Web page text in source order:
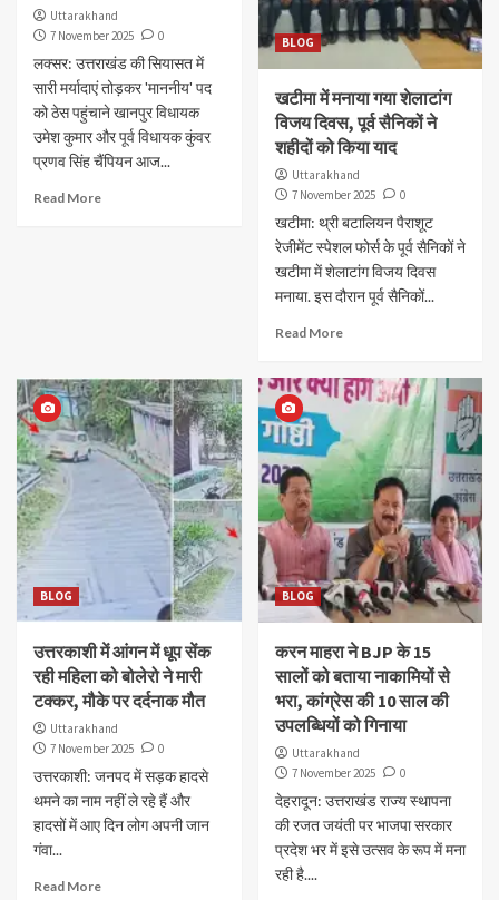
Uttarakhand
7 November 2025
0
लक्सर: उत्तराखंड की सियासत में
सारी मर्यादाएं तोड़कर 'माननीय' पद
को ठेस पहुंचाने खानपुर विधायक
उमेश कुमार और पूर्व विधायक कुंवर
प्रणव सिंह चैंपियन आज...
Read More
BLOG
खटीमा में मनाया गया शेलाटांग
विजय दिवस, पूर्व सैनिकों ने
शहीदों को किया याद
Uttarakhand
7 November 2025
0
खटीमा: थ्री बटालियन पैराशूट
रेजीमेंट स्पेशल फोर्स के पूर्व सैनिकों ने
खटीमा में शेलाटांग विजय दिवस
मनाया. इस दौरान पूर्व सैनिकों...
Read More
BLOG
उत्तरकाशी में आंगन में धूप सेंक
रही महिला को बोलेरो ने मारी
टक्कर, मौके पर दर्दनाक मौत
Uttarakhand
7 November 2025
0
उत्तरकाशी: जनपद में सड़क हादसे
थमने का नाम नहीं ले रहे हैं और
हादसों में आए दिन लोग अपनी जान
गंवा...
Read More
BLOG
करन माहरा ने BJP के 15
सालों को बताया नाकामियों से
भरा, कांग्रेस की 10 साल की
उपलब्धियों को गिनाया
Uttarakhand
7 November 2025
0
देहरादून: उत्तराखंड राज्य स्थापना
की रजत जयंती पर भाजपा सरकार
प्रदेश भर में इसे उत्सव के रूप में मना
रही है....